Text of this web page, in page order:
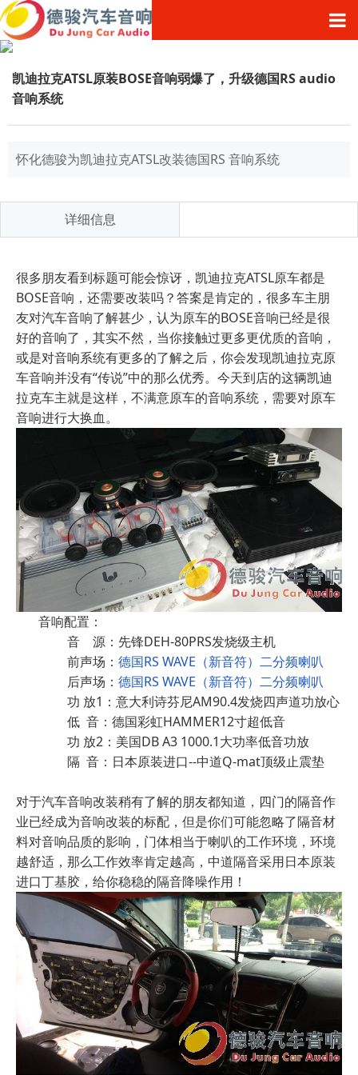
凯迪拉克ATSL原装BOSE音响弱爆了，升级德国RS audio
音响系统
怀化德骏为凯迪拉克ATSL改装德国RS 音响系统
详细信息
很多朋友看到标题可能会惊讶，凯迪拉克ATSL原车都是
BOSE音响，还需要改装吗？答案是肯定的，很多车主朋
友对汽车音响了解甚少，认为原车的BOSE音响已经是很
好的音响了，其实不然，当你接触过更多更优质的音响，
或是对音响系统有更多的了解之后，你会发现凯迪拉克原
车音响并没有“传说”中的那么优秀。今天到店的这辆凯迪
拉克车主就是这样，不满意原车的音响系统，需要对原车
音响进行大换血。
音响配置：
音 源：先锋DEH-80PRS发烧级主机
前声场： 德国RS WAVE（新音符）二分频喇叭
后声场： 德国RS WAVE（新音符）二分频喇叭
功 放1：意大利诗芬尼AM90.4发烧四声道功放心
低 音：德国彩虹HAMMER12寸超低音
功 放2：美国DB A3 1000.1大功率低音功放
隔 音：日本原装进口--中道Q-mat顶级止震垫
对于汽车音响改装稍有了解的朋友都知道，四门的隔音作
业已经成为音响改装的标配，但是你们可能忽略了隔音材
料对音响品质的影响，门体相当于喇叭的工作环境，环境
越舒适，那么工作效率肯定越高，中道隔音采用日本原装
进口丁基胶，给你稳稳的隔音降噪作用！